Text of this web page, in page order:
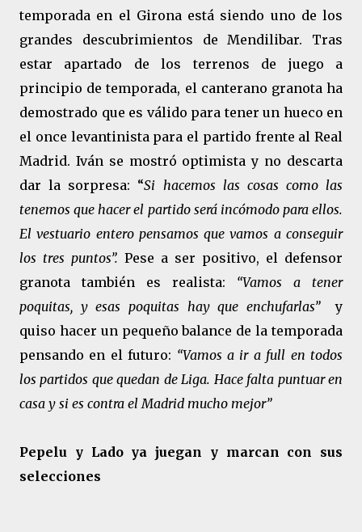
temporada en el Girona está siendo uno de los
grandes descubrimientos de Mendilibar. Tras
estar apartado de los terrenos de juego a
principio de temporada, el canterano granota ha
demostrado que es válido para tener un hueco en
el once levantinista para el partido frente al Real
Madrid. Iván se mostró optimista y no descarta
dar la sorpresa: “Si hacemos las cosas como las
tenemos que hacer el partido será incómodo para ellos.
El vestuario entero pensamos que vamos a conseguir
los tres puntos”. Pese a ser positivo, el defensor
granota también es realista: “Vamos a tener
poquitas, y esas poquitas hay que enchufarlas”y
quiso hacer un pequeño balance de la temporada
pensando en el futuro: “Vamos a ir a full en todos
los partidos que quedan de Liga. Hace falta puntuar en
casa y si es contra el Madrid mucho mejor”
Pepelu y Lado ya juegan y marcan con sus
selecciones